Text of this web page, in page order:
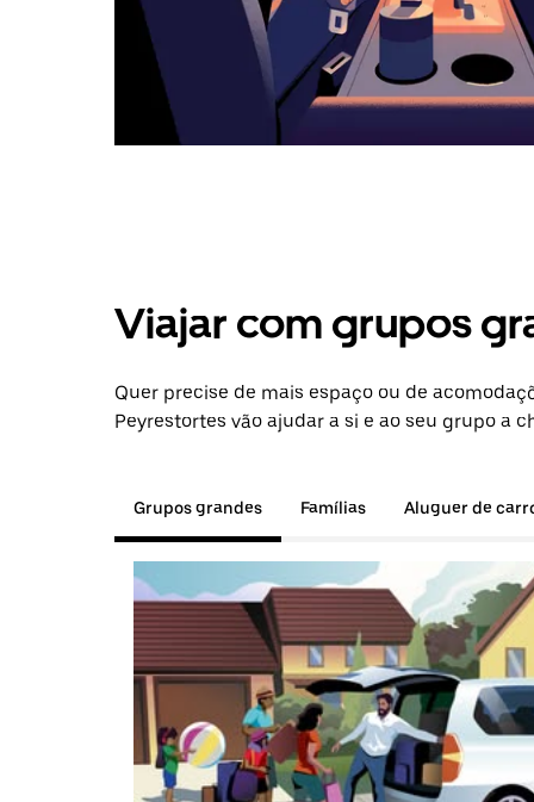
Viajar com grupos
Quer precise de mais espaço ou de
Peyrestortes vão ajudar a si e ao seu grupo a
Grupos grandes Famílias Aluguer de